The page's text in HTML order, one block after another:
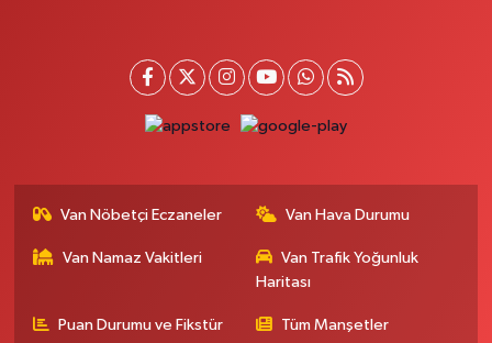
Van Nöbetçi Eczaneler Van Hava Durumu
Van Namaz Vakitleri
Van Trafik Yoğunluk
Haritası
Puan Durumu ve Fikstür Tüm Manşetler